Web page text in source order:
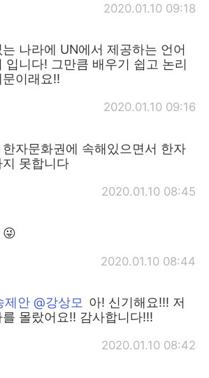
2020.01.10 09:18
나라에 UN에서 제공하는 언어
입니다! 그만큼 배우기 쉽고 논리
이래요!!
2020.01.10 09:16
자문화권에 속해있으면서 한자
못합니다
2020.01.10 08:45
😜
2020.01.10 08:44
제안 @강상모 아! 신기해요!!! 저
몰랐어요!! 감사합니다!!!
2020.01.10 08:42